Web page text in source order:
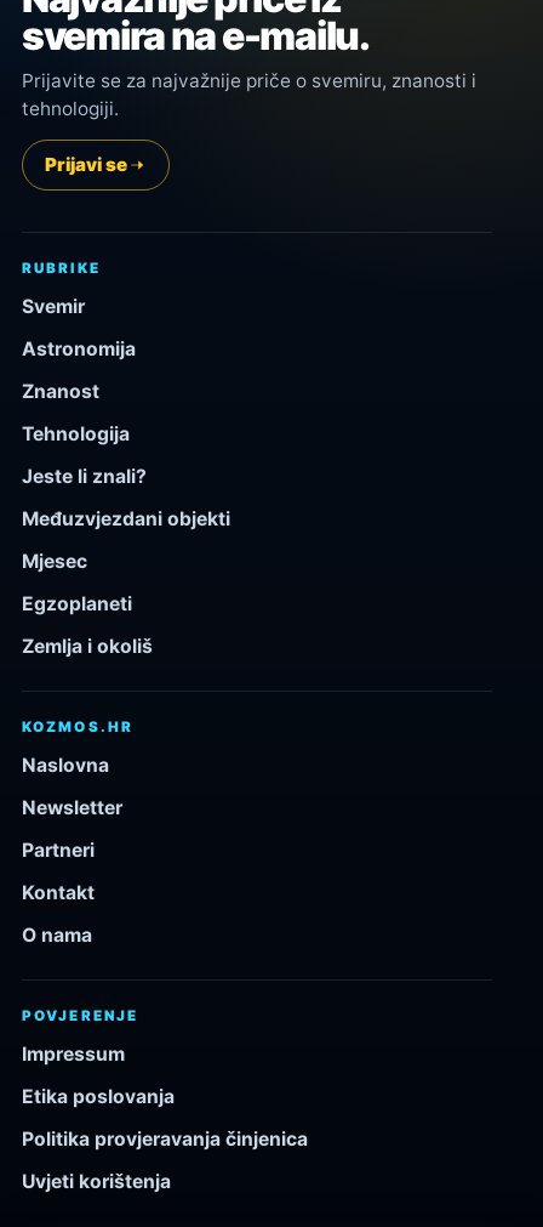
svemira na e-mailu.
Prijavite se za najvažnije priče o svemiru, znanosti i
tehnologiji.
Prijavi se
RUBRIKE
Svemir
Astronomija
Znanost
Tehnologija
Jeste li znali?
Međuzvjezdani objekti
Mjesec
Egzoplaneti
Zemlja i okoliš
KOZMOS.HR
Naslovna
Newsletter
Partneri
Kontakt
O nama
POVJERENJE
Impressum
Etika poslovanja
Politika provjeravanja činjenica
Uvjeti korištenja